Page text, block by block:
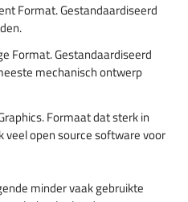
Format. Gestandaardiseerd
Format. Gestandaardiseerd
mechanisch ontwerp
Formaat dat sterk in
veel open source software voor
minder vaak gebruikte